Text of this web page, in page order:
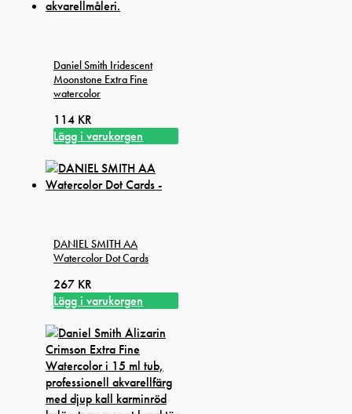
Daniel Smith Iridescent
Moonstone Extra Fine
watercolor
114 KR
Lägg i varukorgen
DANIEL SMITH AA
Watercolor Dot Cards
267 KR
Lägg i varukorgen